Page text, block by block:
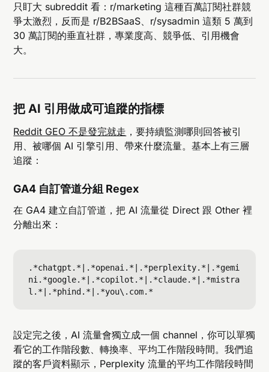
只盯大 subreddit 看：r/marketing 這種百萬訂閱社群競
爭太激烈，反而是 r/B2BSaaS、r/sysadmin 這類 5 萬到
30 萬訂閱的垂直社群，專業度高、競爭低、引用機會
大。
把 AI 引用做成可追蹤的指標
Reddit GEO 不是發完就走 ，要持續監測哪則回答被引
用、被哪個 AI 引擎引用、帶來什麼流量。基本上有三層
追蹤：
GA4 自訂管道分組 Regex
在 GA4 建立自訂管道，把 AI 流量從 Direct 跟 Other 裡
分離出來：
.*chatgpt.*|.*openai.*|.*perplexity.*|.*gemi
ni.*google.*|.*copilot.*|.*claude.*|.*mistra
設定完之後，AI 流量會獨立成一個 channel，你可以單獨
看它的工作階段數、轉換率、平均工作階段時間。我們追
蹤的客戶資料顯示，Perplexity 流量的平均工作階段時間